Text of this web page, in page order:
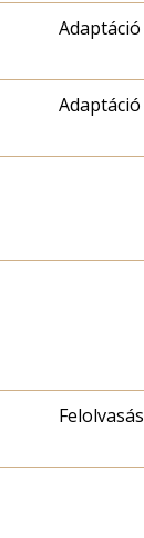
Adaptáció
Adaptáció
Felolvasás